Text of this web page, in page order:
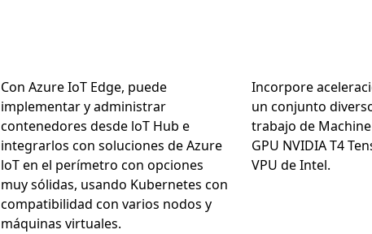
Con Azure IoT Edge, puede
implementar y administrar
contenedores desde loT Hub e
integrarlos con soluciones de Azure
loT en el perímetro con opciones
muy sólidas, usando Kubernetes con
compatibilidad con varios nodos y
máquinas virtuales.
Incorpore
un conjunto
trabajo de
GPU NVIDIA T4
VPU de Intel.